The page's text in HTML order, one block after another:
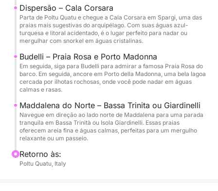
Praia Rosa (Spiaggia Rosa). Admire a beleza surreal
deste famoso ponto turístico do barco, enquanto a
mistura de areias rosa vibrantes e lagoas turquesa
deslumbrantes cria uma das vistas mais memoráveis
do Mediterrâneo.
A jornada continua enquanto exploramos a costa
norte, mais tranquila e menos explorada, da Ilha de
escondidas oferecem um lado mais rústico e
selvagem do arquipélago. Aqui, você pode desfrutar
de vistas panorâmicas e descobrir lugares isolados,
Para quem deseja saborear os sabores da Sardenha,
Dispersão – Cala Corsara
Parta de Poltu Quatu e chegue a Cala Corsara em Spargi, uma das
praias mais sugestivas do arquipélago. Com suas águas azul-
turquesa e litoral acidentado, é o lugar perfeito para nadar ou
mergulhar com snorkel em águas cristalinas.
Budelli – Praia Rosa e Porto Madonna
Em seguida, siga para Budelli para admirar a famosa Praia Rosa do
barco. Em seguida, ancore em Porto della Madonna, uma bela lagoa
cercada por ilhotas rochosas, onde você pode nadar em águas
calmas e rasas.
Maddalena do Norte – Bassa Trinita ou Giardinelli
Navegue em direção ao lado norte de Maddalena para uma parada
tranquila em Bassa Trinità ou Isola Giardinelli. Essas praias
oferecem areia fina e águas calmas, perfeitas para um mergulho
relaxante ou um passeio.
Retorno às:
Poltu Quatu, Italy